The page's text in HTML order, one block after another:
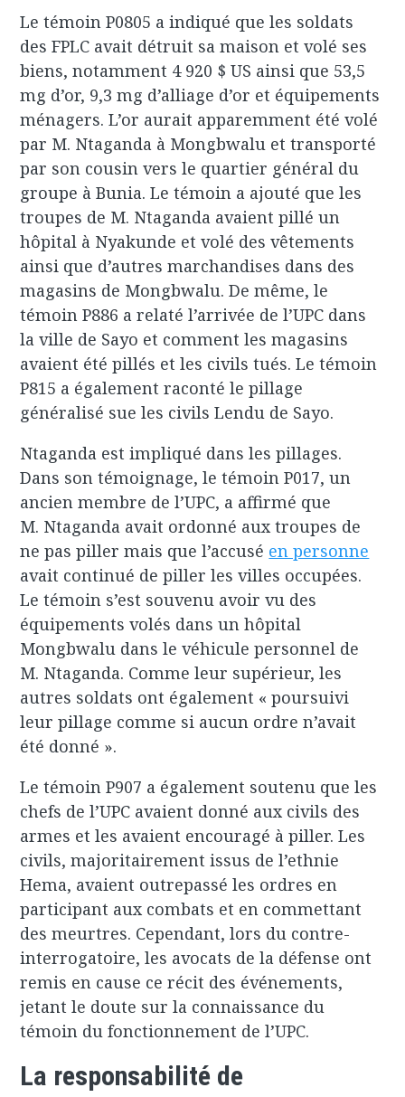
Le témoin P0805 a indiqué que les soldats
des FPLC avait détruit sa maison et volé ses
biens, notamment 4 920 $ US ainsi que 53,5
mg d’or, 9,3 mg d’alliage d’or et équipements
ménagers. L’or aurait apparemment été volé
par M. Ntaganda à Mongbwalu et transporté
par son cousin vers le quartier général du
groupe à Bunia. Le témoin a ajouté que les
troupes de M. Ntaganda avaient pillé un
hôpital à Nyakunde et volé des vêtements
ainsi que d’autres marchandises dans des
magasins de Mongbwalu. De même, le
témoin P886 a relaté l’arrivée de l’UPC dans
la ville de Sayo et comment les magasins
avaient été pillés et les civils tués. Le témoin
P815 a également raconté le pillage
généralisé sue les civils Lendu de Sayo.
Ntaganda est impliqué dans les pillages.
Dans son témoignage, le témoin P017, un
ancien membre de l’UPC, a affirmé que
M. Ntaganda avait ordonné aux troupes de
ne pas piller mais que l’accusé en personne
avait continué de piller les villes occupées.
Le témoin s’est souvenu avoir vu des
équipements volés dans un hôpital
Mongbwalu dans le véhicule personnel de
M. Ntaganda. Comme leur supérieur, les
autres soldats ont également « poursuivi
leur pillage comme si aucun ordre n’avait
été donné ».
Le témoin P907 a également soutenu que les
chefs de l’UPC avaient donné aux civils des
armes et les avaient encouragé à piller. Les
civils, majoritairement issus de l’ethnie
Hema, avaient outrepassé les ordres en
participant aux combats et en commettant
des meurtres. Cependant, lors du contre-
interrogatoire, les avocats de la défense ont
remis en cause ce récit des événements,
jetant le doute sur la connaissance du
témoin du fonctionnement de l’UPC.
La responsabilité de